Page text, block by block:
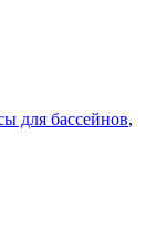
для бассейнов,